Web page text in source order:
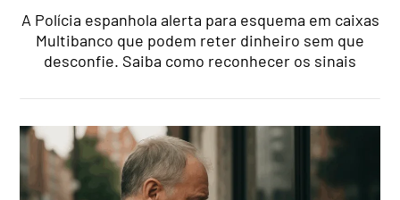
A Polícia espanhola alerta para esquema em caixas
Multibanco que podem reter dinheiro sem que
desconfie. Saiba como reconhecer os sinais